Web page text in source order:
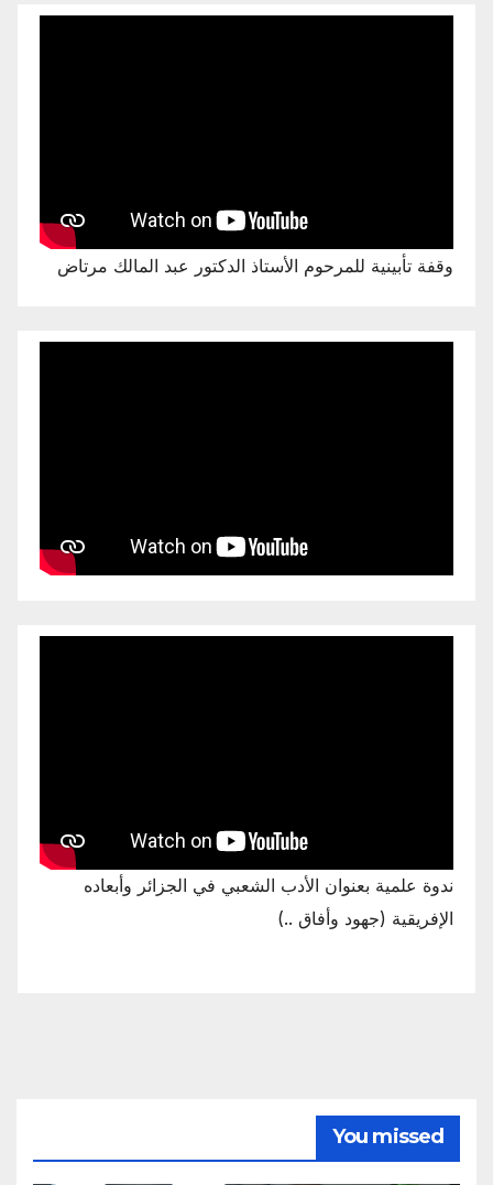
وقفة تأبينية للمرحوم الأستاذ الدكتور عبد المالك مرتاض
ندوة علمية بعنوان الأدب الشعبي في الجزائر وأبعاده
الإفريقية (جهود وأفاق ..)
You missed